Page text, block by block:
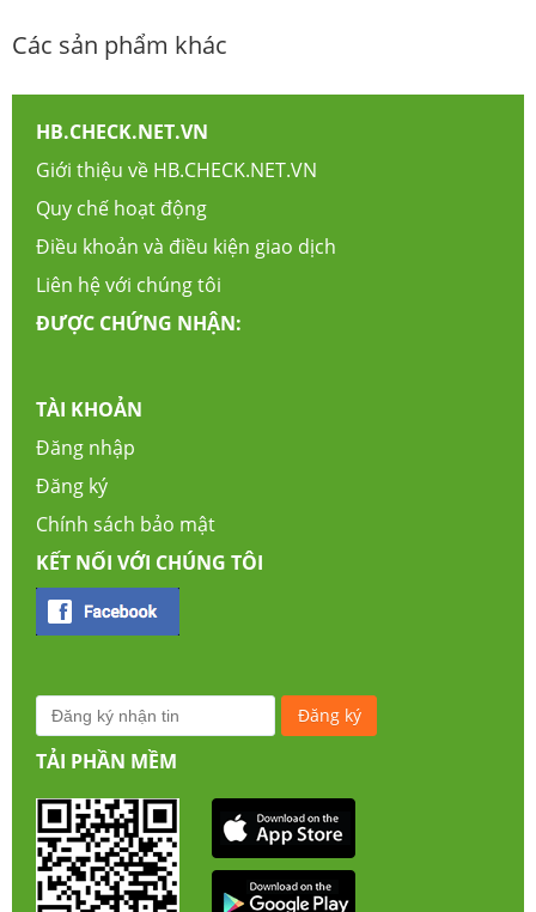
Các sản phẩm khác
HB.CHECK.NET.VN
Giới thiệu về HB.CHECK.NET.VN
Quy chế hoạt động
Điều khoản và điều kiện giao dịch
Liên hệ với chúng tôi
ĐƯỢC CHỨNG NHẬN:
TÀI KHOẢN
Đăng nhập
Đăng ký
Chính sách bảo mật
KẾT NỐI VỚI CHÚNG TÔI
TẢI PHẦN MỀM